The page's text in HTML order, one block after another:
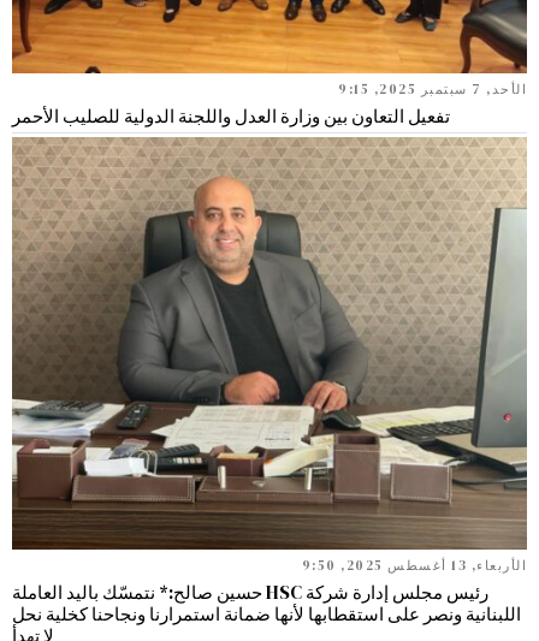
الأحد, 7 سبتمبر 2025, 9:15
تفعيل التعاون بين وزارة العدل واللجنة الدولية للصليب الأحمر
الأربعاء, 13 أغسطس 2025, 9:50
رئيس مجلس إدارة شركة HSC حسين صالح:* نتمسّك باليد العاملة
اللبنانية ونصر على استقطابها لأنها ضمانة استمرارنا ونجاحنا كخلية نحل
لا تهدأ